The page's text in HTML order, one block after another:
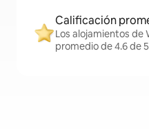
Calificación
Los alojamientos de
promedio de 4.6 de